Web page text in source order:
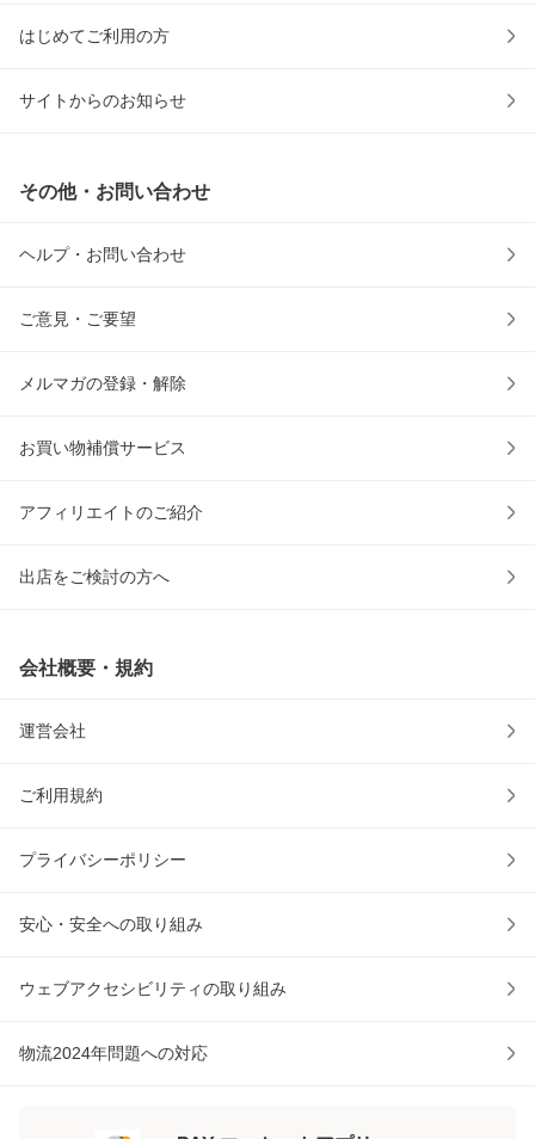
はじめてご利用の方
サイトからのお知らせ
その他・お問い合わせ
ヘルプ・お問い合わせ
ご意見・ご要望
メルマガの登録・解除
お買い物補償サービス
アフィリエイトのご紹介
出店をご検討の方へ
会社概要・規約
運営会社
ご利用規約
プライバシーポリシー
安心・安全への取り組み
ウェブアクセシビリティの取り組み
物流2024年問題への対応